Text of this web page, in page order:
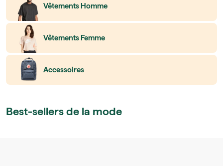
Vêtements Homme
Vêtements Femme
Accessoires
Best-sellers de la mode